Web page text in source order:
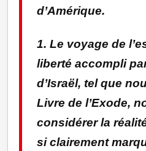
d’Amérique.
1. Le voyage de
liberté accompli
d’Israël, tel que
Livre de l’Exode,
considérer la
si clairement